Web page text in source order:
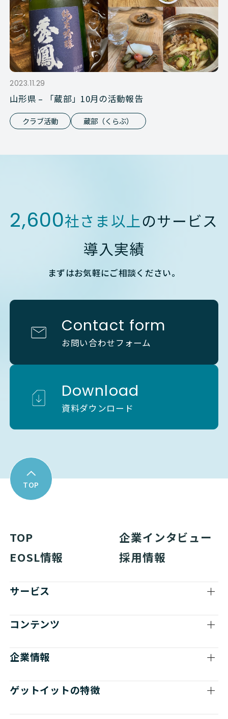
2023.11.29
山形県 – 「蔵部」10月の活動報告
クラブ活動 蔵部（くらぶ）
2,600社さま以上のサービス
導入実績
まずはお気軽にご相談ください。
Contact form
お問い合わせフォーム
Download
資料ダウンロード
TOP
TOP
企業インタビュー
EOSL情報
採用情報
サービス
コンテンツ
企業情報
ゲットイットの特徴